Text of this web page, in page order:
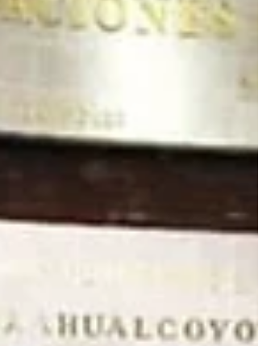
especialmente en zonas con fuerte ar